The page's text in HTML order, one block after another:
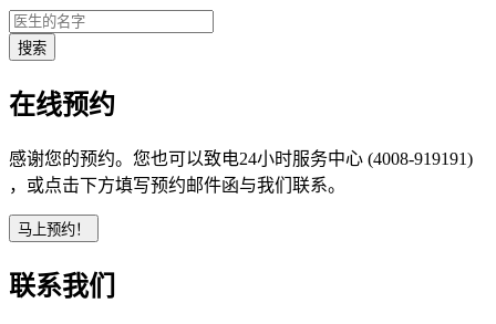
在线预约
感谢您的预约。您也可以致电24小时服务中心 (4008-919191)
，或点击下方填写预约邮件函与我们联系。
联系我们